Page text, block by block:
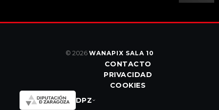
© 2026 WANAPIX SALA 10
CONTACTO
PRIVACIDAD
COOKIES
DPZ